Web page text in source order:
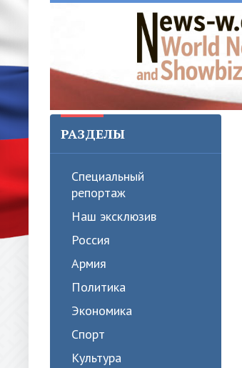
РАЗДЕЛЫ
Специальный
репортаж
Наш эксклюзив
Россия
Армия
Политика
Экономика
Спорт
Культура